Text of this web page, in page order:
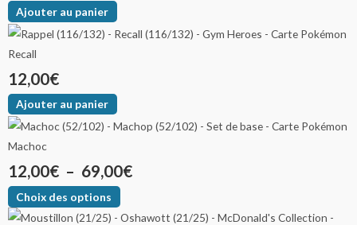
Ajouter au panier
Recall
12,00€
Ajouter au panier
Machoc
12,00€ – 69,00€
Choix des options